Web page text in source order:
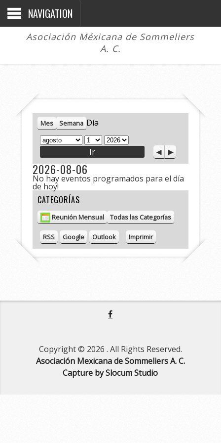
NAVIGATION
Asociación Méxicana de Sommeliers
A. C.
Mes Semana Día
M
s
D
a
A
o
A
n
e
r
S
i
u
t
e
2026-08-06
No hay eventos programados para el día
de hoy!
CATEGORÍAS
Reunión Mensual Todas las Categorías
RSS Google Outlook ImprimirV
i
Copyright © 2026 . All Rights Reserved.
Asociación Mexicana de Sommeliers A. C.
Capture by Slocum Studio